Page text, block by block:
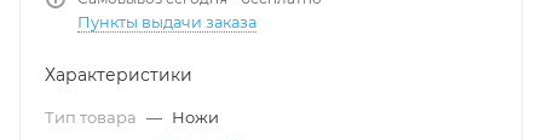
Пункты выдачи заказа
Характеристики
Тип товара — Ножи